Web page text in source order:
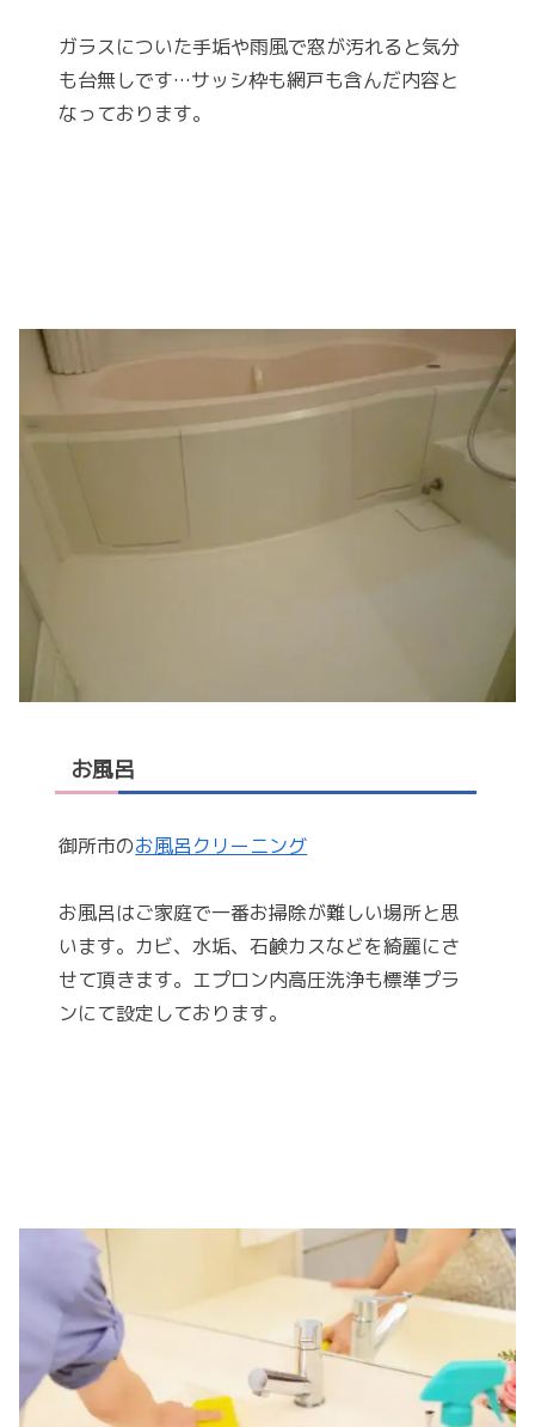
ガラスについた手垢や雨風で窓が汚れると気分
も台無しです…サッシ枠も網戸も含んだ内容と
なっております。
お風呂
御所市のお風呂クリーニング
お風呂はご家庭で一番お掃除が難しい場所と思
います。カビ、水垢、石鹸カスなどを綺麗にさ
せて頂きます。エプロン内高圧洗浄も標準プラ
ンにて設定しております。